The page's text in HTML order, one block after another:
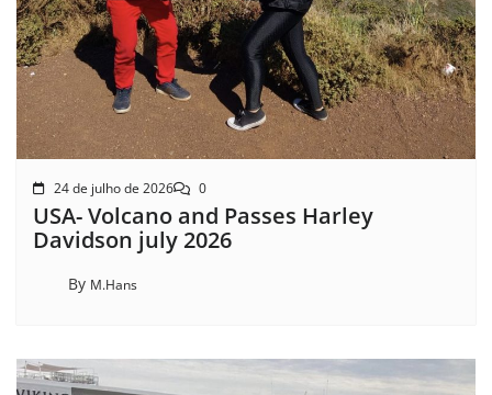
24 de julho de 2026 0
USA- Volcano and Passes Harley
Davidson july 2026
By M.Hans